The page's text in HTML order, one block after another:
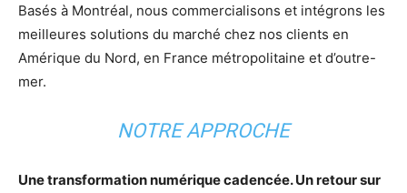
Basés à Montréal, nous commercialisons et intégrons les
meilleures solutions du marché chez nos clients en
Amérique du Nord, en France métropolitaine et d’outre-
mer.
NOTRE APPROCHE
Une transformation numérique cadencée. Un retour sur